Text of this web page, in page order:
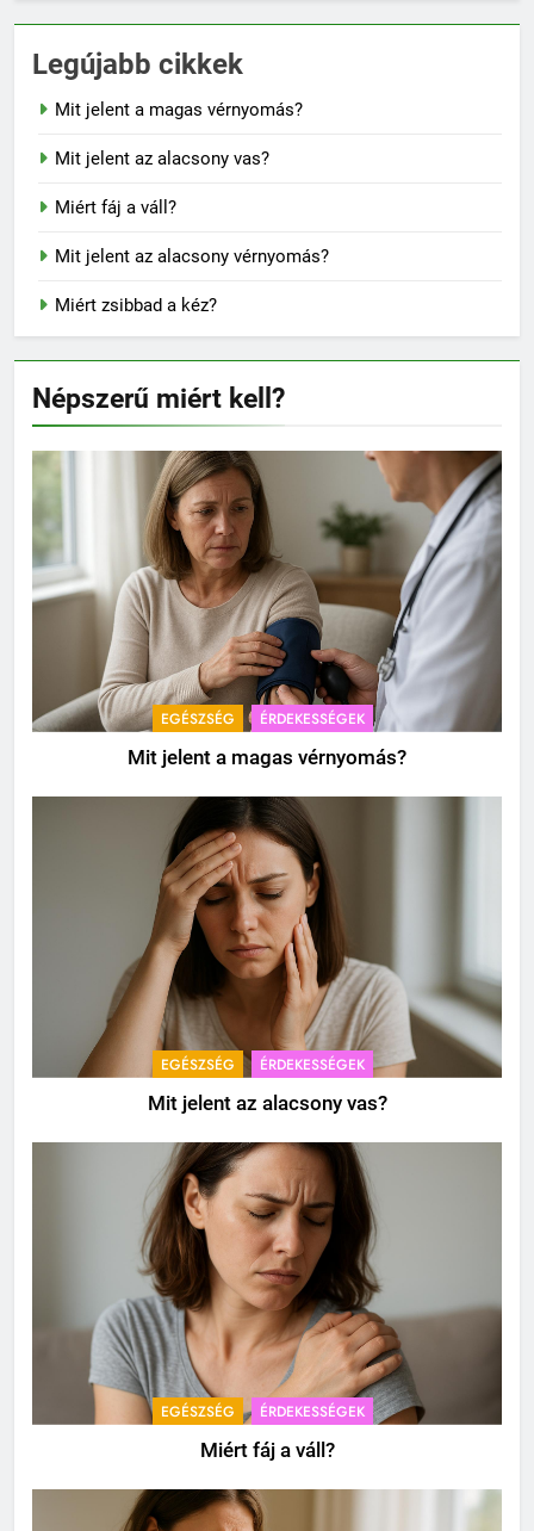
Legújabb cikkek
Mit jelent a magas vérnyomás?
Mit jelent az alacsony vas?
Miért fáj a váll?
Mit jelent az alacsony vérnyomás?
Miért zsibbad a kéz?
Népszerű miért kell?
EGÉSZSÉG ÉRDEKESSÉGEK
Mit jelent a magas vérnyomás?
EGÉSZSÉG ÉRDEKESSÉGEK
Mit jelent az alacsony vas?
EGÉSZSÉG ÉRDEKESSÉGEK
Miért fáj a váll?